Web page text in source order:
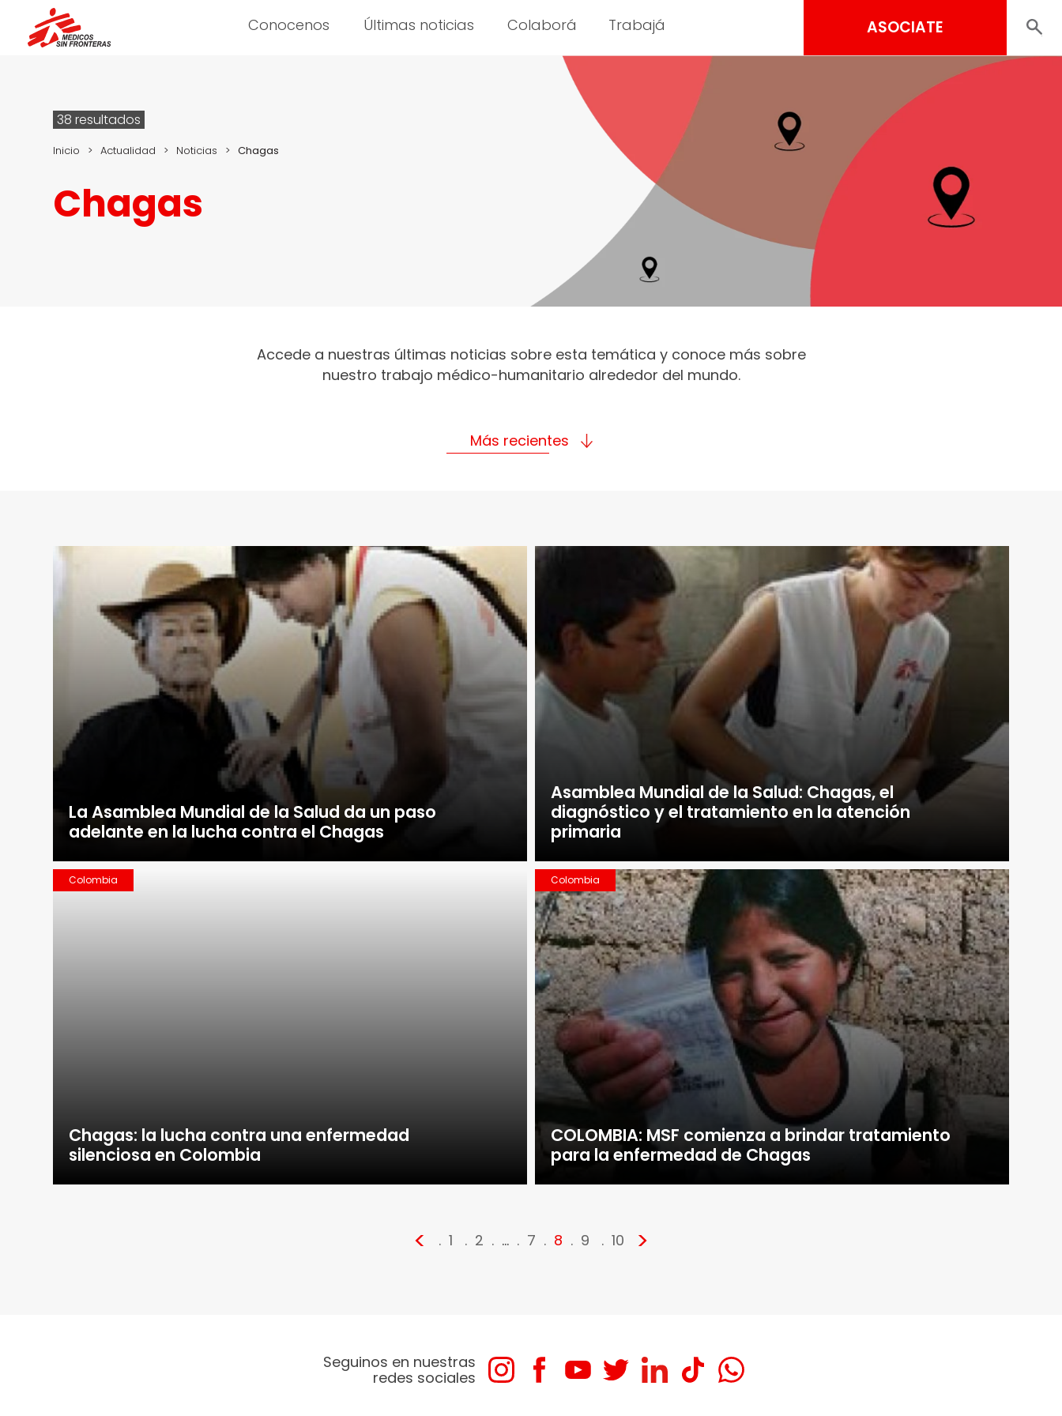
Conocenos Últimas noticias Colaborá Trabajá ASOCIATE
38 resultados
Inicio > Actualidad > Noticias > Chagas
Chagas
Accede a nuestras últimas noticias sobre esta temática y conoce más sobre
nuestro trabajo médico-humanitario alrededor del mundo.
Más recientes
La Asamblea Mundial de la Salud da un paso
adelante en la lucha contra el Chagas
Asamblea Mundial de la Salud: Chagas, el
diagnóstico y el tratamiento en la atención
primaria
Colombia
Chagas: la lucha contra una enfermedad
silenciosa en Colombia
Colombia
COLOMBIA: MSF comienza a brindar tratamiento
para la enfermedad de Chagas
< 1 2 … 7 8 9 10 >
Seguinos en nuestras
redes sociales